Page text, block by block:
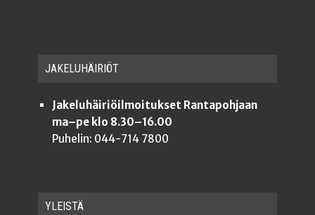
JAKE­LU­HÄI­RIÖT
Jakeluhäiriöilmoitukset Rantapohjaan
ma–pe klo 8.30–16.00
Puhelin: 044-714 7800
YLEISTÄ